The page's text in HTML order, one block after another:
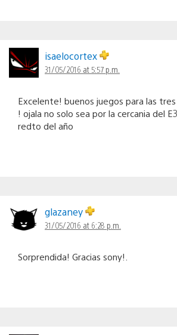
isaelocortex
31/05/2016 at 5:57 p.m.
Excelente! buenos juegos para las
! ojala no solo sea por la cercania del
redto del año
glazaney
31/05/2016 at 6:28 p.m.
Sorprendida! Gracias sony!.